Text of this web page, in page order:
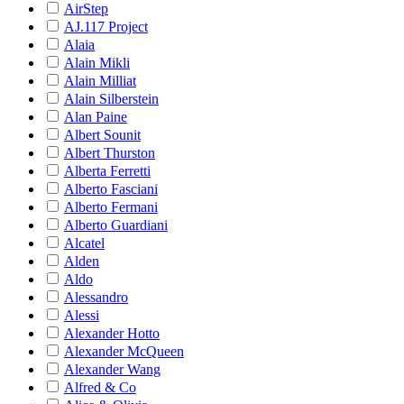
AirStep
AJ.117 Project
Alaia
Alain Mikli
Alain Milliat
Alain Silberstein
Alan Paine
Albert Sounit
Albert Thurston
Alberta Ferretti
Alberto Fasciani
Alberto Fermani
Alberto Guardiani
Alcatel
Alden
Aldo
Alessandro
Alessi
Alexander Hotto
Alexander McQueen
Alexander Wang
Alfred & Co